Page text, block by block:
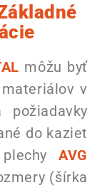
môžu byť
v
do kaziet
plechyAVG
(šírka